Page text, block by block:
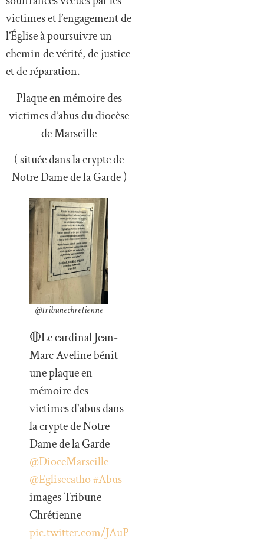
victimes et l’engagement de
l’Église à poursuivre un
chemin de vérité, de justice
et de réparation.
Plaque en mémoire des
victimes d’abus du diocèse
de Marseille
( située dans la crypte de
Notre Dame de la Garde )
@tribunechretienne
🔴Le cardinal Jean-
Marc Aveline bénit
une plaque en
mémoire des
victimes d'abus dans
la crypte de Notre
Dame de la Garde
@DioceMarseille
@Eglisecatho#Abus
images Tribune
Chrétienne
pic.twitter.com/JAuP